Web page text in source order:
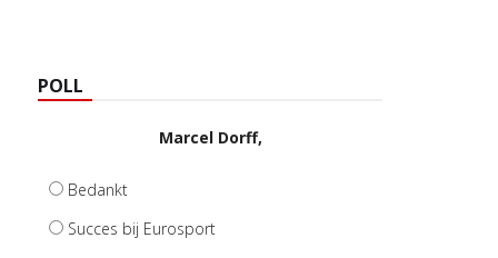
POLL
Marcel Dorff,
Bedankt
Succes bij Eurosport